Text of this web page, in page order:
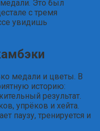
Это был
с тремя
увидишь
медали и цветы. В
историю:
результат.
упрёков и хейта.
паузу, тренируется и